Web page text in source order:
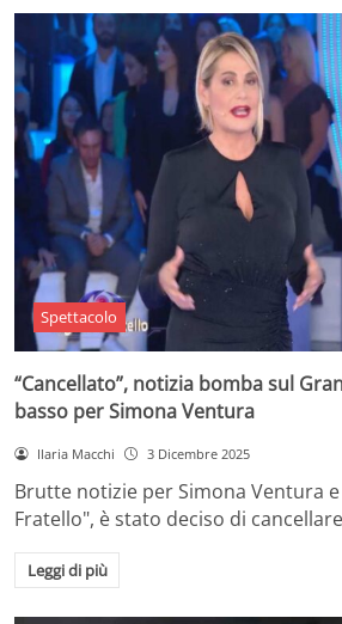
Spettacolo
“Cancellato”, notizia bomba sul
basso per Simona Ventura
Ilaria Macchi 3 Dicembre 2025
Brutte notizie per Simona Ventura
Fratello", è stato deciso di
Leggi di più